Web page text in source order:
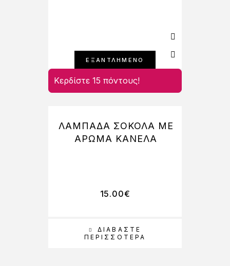
ΕΞΑΝΤΛΗΜΕΝΟ
Κερδίστε 15 πόντους!
ΔΙΑΒΆΣΤΕ
ΠΕΡΙΣΣΌΤΕΡΑ
ΛΑΜΠΑΔΑ ΣΟΚΟΛΑ ΜΕ
ΑΡΩΜΑ ΚΑΝΕΛΑ
15.00€